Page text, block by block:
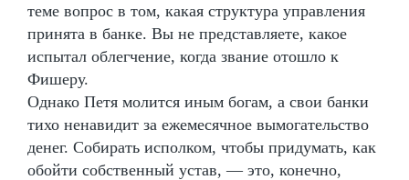
теме вопрос в том, какая структура управления
принята в банке. Вы не представляете, какое
испытал облегчение, когда звание отошло к
Фишеру.
Однако Петя молится иным богам, а свои банки
тихо ненавидит за ежемесячное вымогательство
денег. Собирать исполком, чтобы придумать, как
обойти собственный устав, — это, конечно,